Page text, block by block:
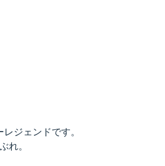
ジェンドです。
れ。